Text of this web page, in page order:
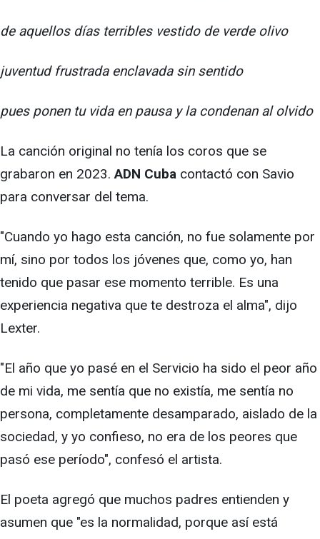
de aquellos días terribles vestido de verde olivo
juventud frustrada enclavada sin sentido
pues ponen tu vida en pausa y la condenan al olvido
La canción original no tenía los coros que se
grabaron en 2023.ADN Cuba contactó con Savio
para conversar del tema.
"Cuando yo hago esta canción, no fue solamente por
mí, sino por todos los jóvenes que, como yo, han
tenido que pasar ese momento terrible. Es una
experiencia negativa que te destroza el alma", dijo
Lexter.
"El año que yo pasé en el Servicio ha sido el peor año
de mi vida, me sentía que no existía, me sentía no
persona, completamente desamparado, aislado de la
sociedad, y yo confieso, no era de los peores que
pasó ese período", confesó el artista.
El poeta agregó que muchos padres entienden y
asumen que "es la normalidad, porque así está